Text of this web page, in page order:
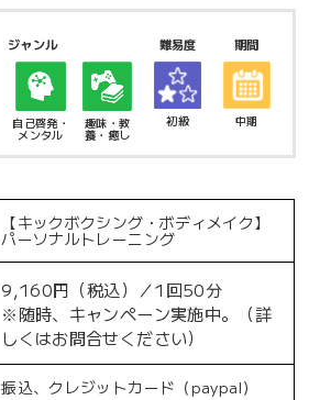
ジャンル
自己啓発・
メンタル
趣味・教
養・癒し
難易度
初級
期間
中期
【キックボクシング・ボディメイク】
パーソナルトレーニング
9,160円（税込）／1回50分
※随時、キャンペーン実施中。（詳
しくはお問合せください）
振込、クレジットカード（paypal）